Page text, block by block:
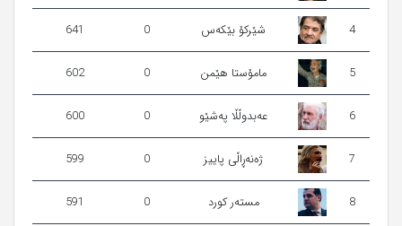
4 شێرکۆ بێکەس 0
641
5 مامۆستا هێمن 0
602
6 عەبدوڵڵا پەشێو 0
600
7 ژه‌نه‌ڕاڵی پایيز 0
599
8 مسته‌ر كورد 0
591